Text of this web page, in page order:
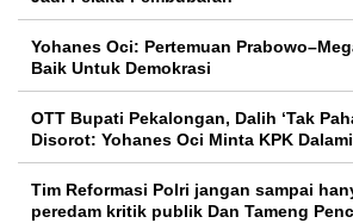
Yohanes Oci: Pertemuan
Baik Untuk Demokrasi
OTT Bupati Pekalongan, Dalih ‘Tak
Disorot: Yohanes Oci Minta KPK
Tim Reformasi Polri jangan sampai
peredam kritik publik Dan Tameng